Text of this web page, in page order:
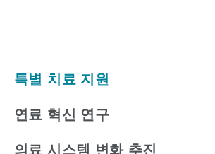
특별 치료 지원
연료 혁신 연구
의료 시스템 변화 추진